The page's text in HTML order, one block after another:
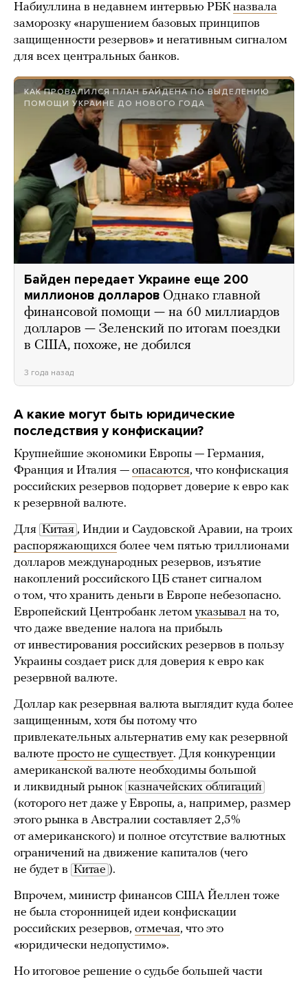
Набиуллина в недавнем интервью РБК назвала
заморозку «нарушением базовых принципов
защищенности резервов» и негативным сигналом
для всех центральных банков.
КАК ПРОВАЛИЛСЯ ПЛАН БАЙДЕНА ПО ВЫДЕЛЕНИЮ
ПОМОЩИ УКРАИНЕ ДО НОВОГО ГОДА
Байден передает Украине еще 200
миллионов долларов Однако главной
финансовой помощи — на 60 миллиардов
долларов — Зеленский по итогам поездки
в США, похоже, не добился
3 года назад
А какие могут быть юридические
последствия у конфискации?
Крупнейшие экономики Европы — Германия,
Франция и Италия — опасаются, что конфискация
российских резервов подорвет доверие к евро как
к резервной валюте.
Для Китая , Индии и Саудовской Аравии, на троих
распоряжающихся более чем пятью триллионами
долларов международных резервов, изъятие
накоплений российского ЦБ станет сигналом
о том, что хранить деньги в Европе небезопасно.
Европейский Центробанк летом указывал на то,
что даже введение налога на прибыль
от инвестирования российских резервов в пользу
Украины создает риск для доверия к евро как
резервной валюте.
Доллар как резервная валюта выглядит куда более
защищенным, хотя бы потому что
привлекательных альтернатив ему как резервной
валюте просто не существует. Для конкуренции
американской валюте необходимы большой
и ликвидный рынок казначейских облигаций
(которого нет даже у Европы, а, например, размер
этого рынка в Австралии составляет 2,5%
от американского) и полное отсутствие валютных
ограничений на движение капиталов (чего
не будет в Китае ).
Впрочем, министр финансов США Йеллен тоже
не была сторонницей идеи конфискации
российских резервов, отмечая, что это
«юридически недопустимо».
Но итоговое решение о судьбе большей части